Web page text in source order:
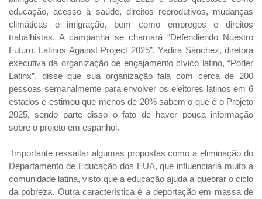
educação, acesso à saúde, direitos reprodutivos, mudanças
climáticas e imigração, bem como empregos e direitos
trabalhistas. A campanha se chamará “Defendiendo Nuestro
Futuro, Latinos Against Project 2025”. Yadira Sánchez, diretora
executiva da organização de engajamento cívico latino, “Poder
Latinx”, disse que sua organização fala com cerca de 200
pessoas semanalmente para envolver os eleitores latinos em 6
estados e estimou que menos de 20% sabem o que é o Projeto
2025, sendo parte disso o fato de haver pouca informação
sobre o projeto em espanhol.
Importante ressaltar algumas propostas como a eliminação do
Departamento de Educação dos EUA, que influenciaria muito a
comunidade latina, visto que a educação ajuda a quebrar o ciclo
da pobreza. Outra característica é a deportação em massa de